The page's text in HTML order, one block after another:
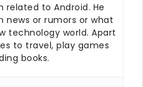
related to Android. He
news or rumors or what
technology world. Apart
to travel, play games
books.